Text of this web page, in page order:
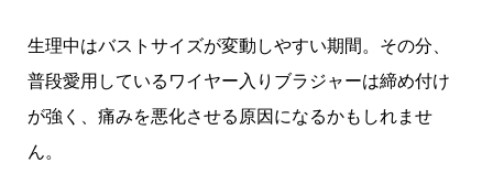
生理中はバストサイズが変動しやすい期間。その分、
普段愛用しているワイヤー入りブラジャーは締め付け
が強く、痛みを悪化させる原因になるかもしれませ
ん。